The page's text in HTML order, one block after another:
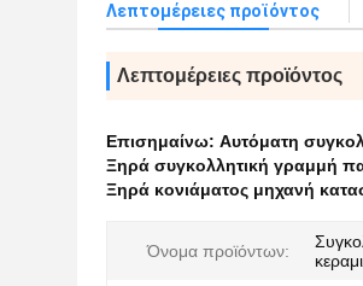
Λεπτομέρειες προϊόντος
Λεπτομέρειες προϊόντος
Επισημαίνω: Αυτόματη
Ξηρά συγκολλητική γραμμή
Ξηρά κονιάματος μηχανή
Όνομα προϊόντων: